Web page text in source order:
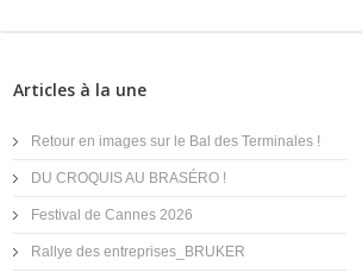
Articles à la une
Retour en images sur le Bal des Terminales !
DU CROQUIS AU BRASÉRO !
Festival de Cannes 2026
Rallye des entreprises_BRUKER